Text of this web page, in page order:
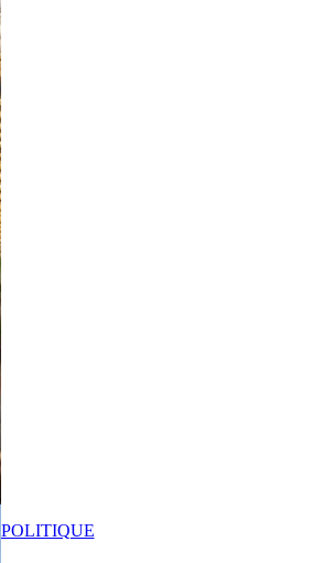
POLITIQUE